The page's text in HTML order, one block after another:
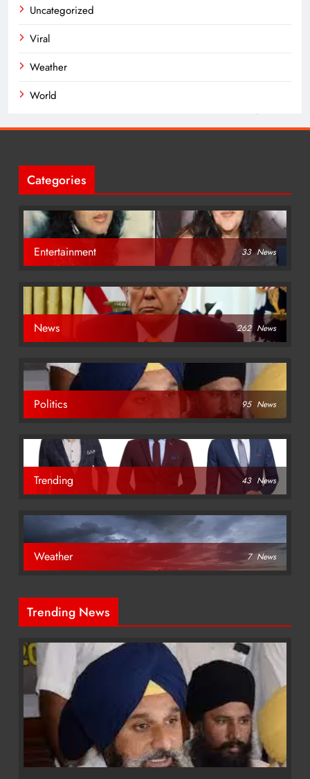
Uncategorized
Viral
Weather
World
Categories
Entertainment 33 News
News 262 News
Politics 95 News
Trending 43 News
Weather 7 News
Trending News